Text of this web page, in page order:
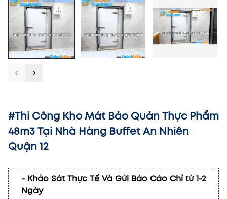
‹ ›
#Thi Công Kho Mát Bảo Quản Thực Phẩm
48m3 Tại Nhà Hàng Buffet An Nhiên
Quận 12
- Khảo Sát Thực Tế Và Gửi Báo Cáo Chỉ từ 1-2
Ngày